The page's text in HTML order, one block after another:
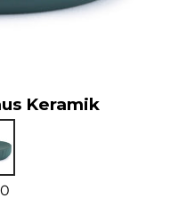
Keramik